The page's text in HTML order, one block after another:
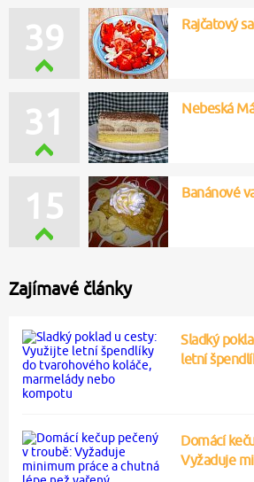
39 Rajčatový
31 Nebeská
15 Banánové
Zajímavé články
Sladký
letní
Domácí
Vyžaduje